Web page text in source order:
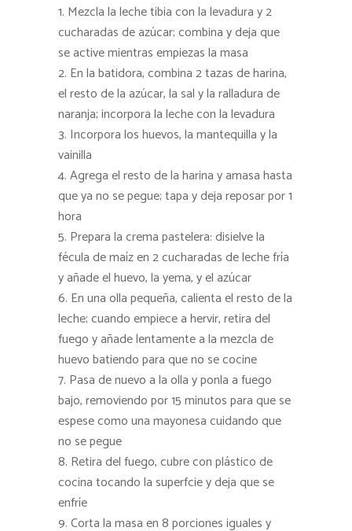
Mezcla la leche tibia con la levadura y 2
cucharadas de azúcar; combina y deja que
se active mientras empiezas la masa
En la batidora, combina 2 tazas de harina,
el resto de la azúcar, la sal y la ralladura de
naranja; incorpora la leche con la levadura
Incorpora los huevos, la mantequilla y la
vainilla
Agrega el resto de la harina y amasa hasta
que ya no se pegue; tapa y deja reposar por 1
hora
Prepara la crema pastelera: disielve la
fécula de maíz en 2 cucharadas de leche fría
y añade el huevo, la yema, y el azúcar
En una olla pequeña, calienta el resto de la
leche; cuando empiece a hervir, retira del
fuego y añade lentamente a la mezcla de
huevo batiendo para que no se cocine
Pasa de nuevo a la olla y ponla a fuego
bajo, removiendo por 15 minutos para que se
espese como una mayonesa cuidando que
no se pegue
Retira del fuego, cubre con plástico de
cocina tocando la superfcie y deja que se
enfríe
Corta la masa en 8 porciones iguales y